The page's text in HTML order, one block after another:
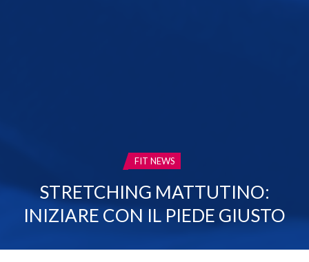
CATEGORIA:
FIT NEWS
STRETCHING MATTUTINO:
INIZIARE CON IL PIEDE GIUSTO